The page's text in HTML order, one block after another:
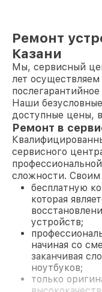
Ремонт
Казани
Мы, сервисный
лет
Наши
доступные цены,
Ремонт в
сервисного
сложности.
бесплатную
которая
устройств;
начиная со
заканчивая
ноутбуков;
только